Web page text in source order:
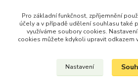
Kontaktujte nás
Tel.: + 420 777 282 683
Pro základní funkčnost, zpříjemnění
účely a v případě udělení souhlasu také
využíváme soubory cookies.
cookies můžete kdykoli upravit odkazem
Nastavení